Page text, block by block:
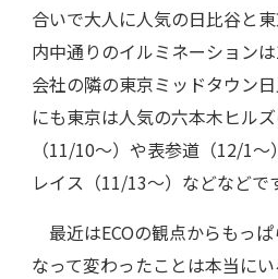
合いで大人に人気の日比谷と
内中通りのイルミネーション
会社の隣の東京ミッドタウン
にも東京は人気の六本木ヒル
（11/10〜）や表参道（12/1〜
レイス（11/13〜）などなどで
最近はECOの観点からもっ
なって変わったことは本当に